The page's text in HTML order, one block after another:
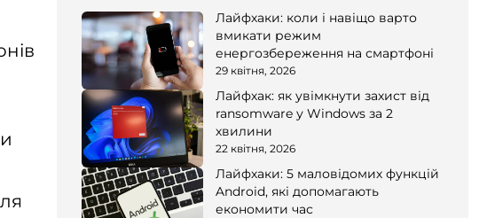
Лайфхаки: коли і навіщо варто
вмикати режим
енергозбереження на смартфоні
29 квітня, 2026
Лайфхак: як увімкнути захист від
ransomware у Windows за 2
хвилини
22 квітня, 2026
Лайфхаки: 5 маловідомих функцій
Android, які допомагають
економити час